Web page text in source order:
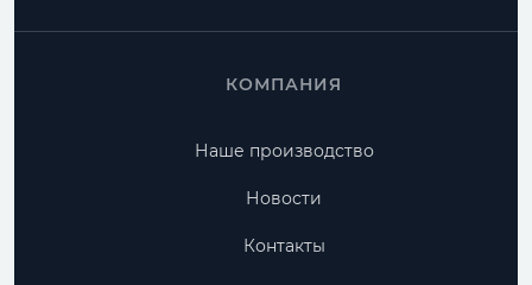
КОМПАНИЯ
Наше производство
Новости
Контакты